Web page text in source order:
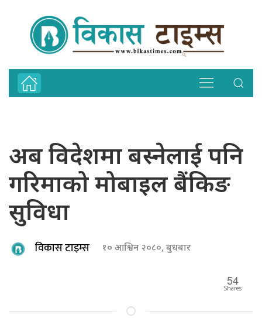
अब विदेशमा बस्नेलाई पनि
गरिमाको मोबाइल बैंकिङ
सुविधा
विकास टाइम्स १० आश्विन २०८०, बुधबार
54
Shares